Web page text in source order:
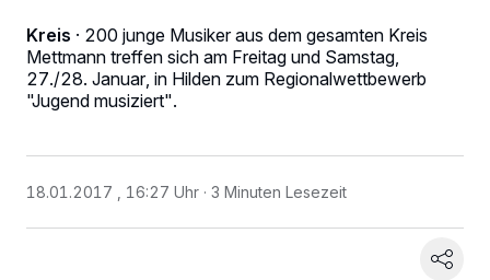
Kreis · 200 junge Musiker aus dem gesamten Kreis
Mettmann treffen sich am Freitag und Samstag,
27./28. Januar, in Hilden zum Regionalwettbewerb
"Jugend musiziert".
18.01.2017 , 16:27 Uhr 3 Minuten Lesezeit
personenbezogene Daten wie Browserdaten oder eindeutige